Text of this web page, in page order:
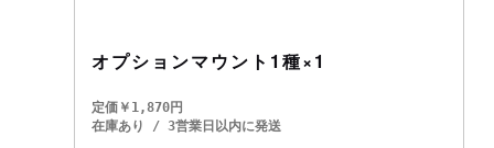
オプションマウント1種×1
定価￥1,870円